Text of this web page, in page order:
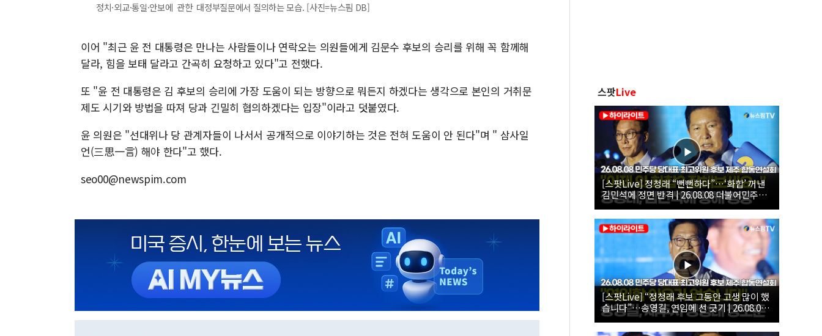
정치·외교·통일·안보에 관한 대정부질문에서 질의하는 모습. [사진=뉴스핌 DB]
이어 "최근 윤 전 대통령은 만나는 사람들이나 연락오는 의원들에게 김문수 후보의 승리를 위해 꼭 함께해
달라, 힘을 보태 달라고 간곡히 요청하고 있다"고 전했다.
또 "윤 전 대통령은 김 후보의 승리에 가장 도움이 되는 방향으로 뭐든지 하겠다는 생각으로 본인의 거취문
제도 시기와 방법을 따져 당과 긴밀히 협의하겠다는 입장"이라고 덧붙였다.
윤 의원은 "선대위나 당 관계자들이 나서서 공개적으로 이야기하는 것은 전혀 도움이 안 된다"며 " 삼사일
언(三思一言) 해야 한다"고 했다.
seo00@newspim.com
스팟Live
[스팟Live] 정청래 “뻔뻔하다”…‘화합’ 꺼낸
김민석에 정면 반격 | 26.08.08 더불어민주당
당대표·최고위원 후보 제주 합동연설회
[스팟Live] “정청래 후보 그동안 고생 많이 했
습니다”…송영길, 연임에 선 긋기 | 26.08.08
더불어민주당 당대표·최고위원 후보 제주 합
동연설회